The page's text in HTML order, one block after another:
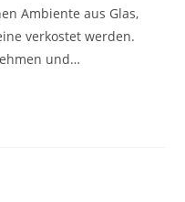
Ambiente aus Glas,
verkostet werden.
und…